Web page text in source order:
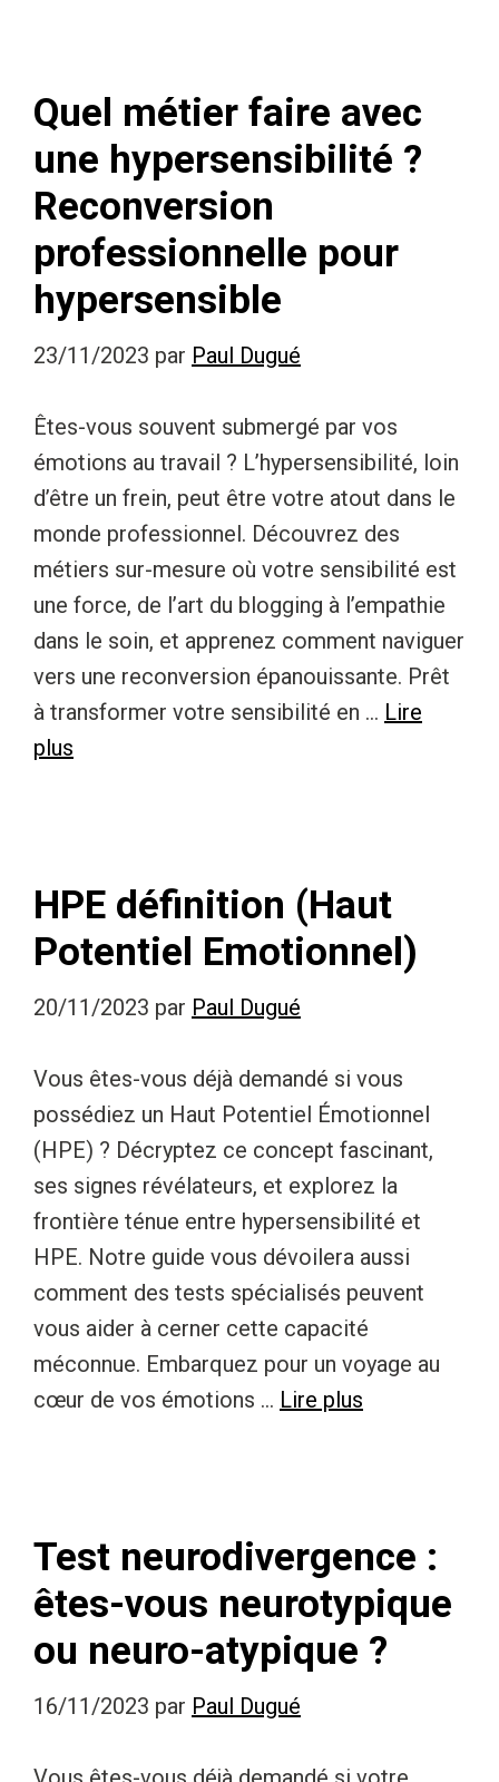
Quel métier faire avec
une hypersensibilité ?
Reconversion
professionnelle pour
hypersensible
23/11/2023 par Paul Dugué
Êtes-vous souvent submergé par vos
émotions au travail ? L’hypersensibilité, loin
d’être un frein, peut être votre atout dans le
monde professionnel. Découvrez des
métiers sur-mesure où votre sensibilité est
une force, de l’art du blogging à l’empathie
dans le soin, et apprenez comment naviguer
vers une reconversion épanouissante. Prêt
à transformer votre sensibilité en … Lire
plus
HPE définition (Haut
Potentiel Emotionnel)
20/11/2023 par Paul Dugué
Vous êtes-vous déjà demandé si vous
possédiez un Haut Potentiel Émotionnel
(HPE) ? Décryptez ce concept fascinant,
ses signes révélateurs, et explorez la
frontière ténue entre hypersensibilité et
HPE. Notre guide vous dévoilera aussi
comment des tests spécialisés peuvent
vous aider à cerner cette capacité
méconnue. Embarquez pour un voyage au
cœur de vos émotions … Lire plus
Test neurodivergence :
êtes-vous neurotypique
ou neuro-atypique ?
16/11/2023 par Paul Dugué